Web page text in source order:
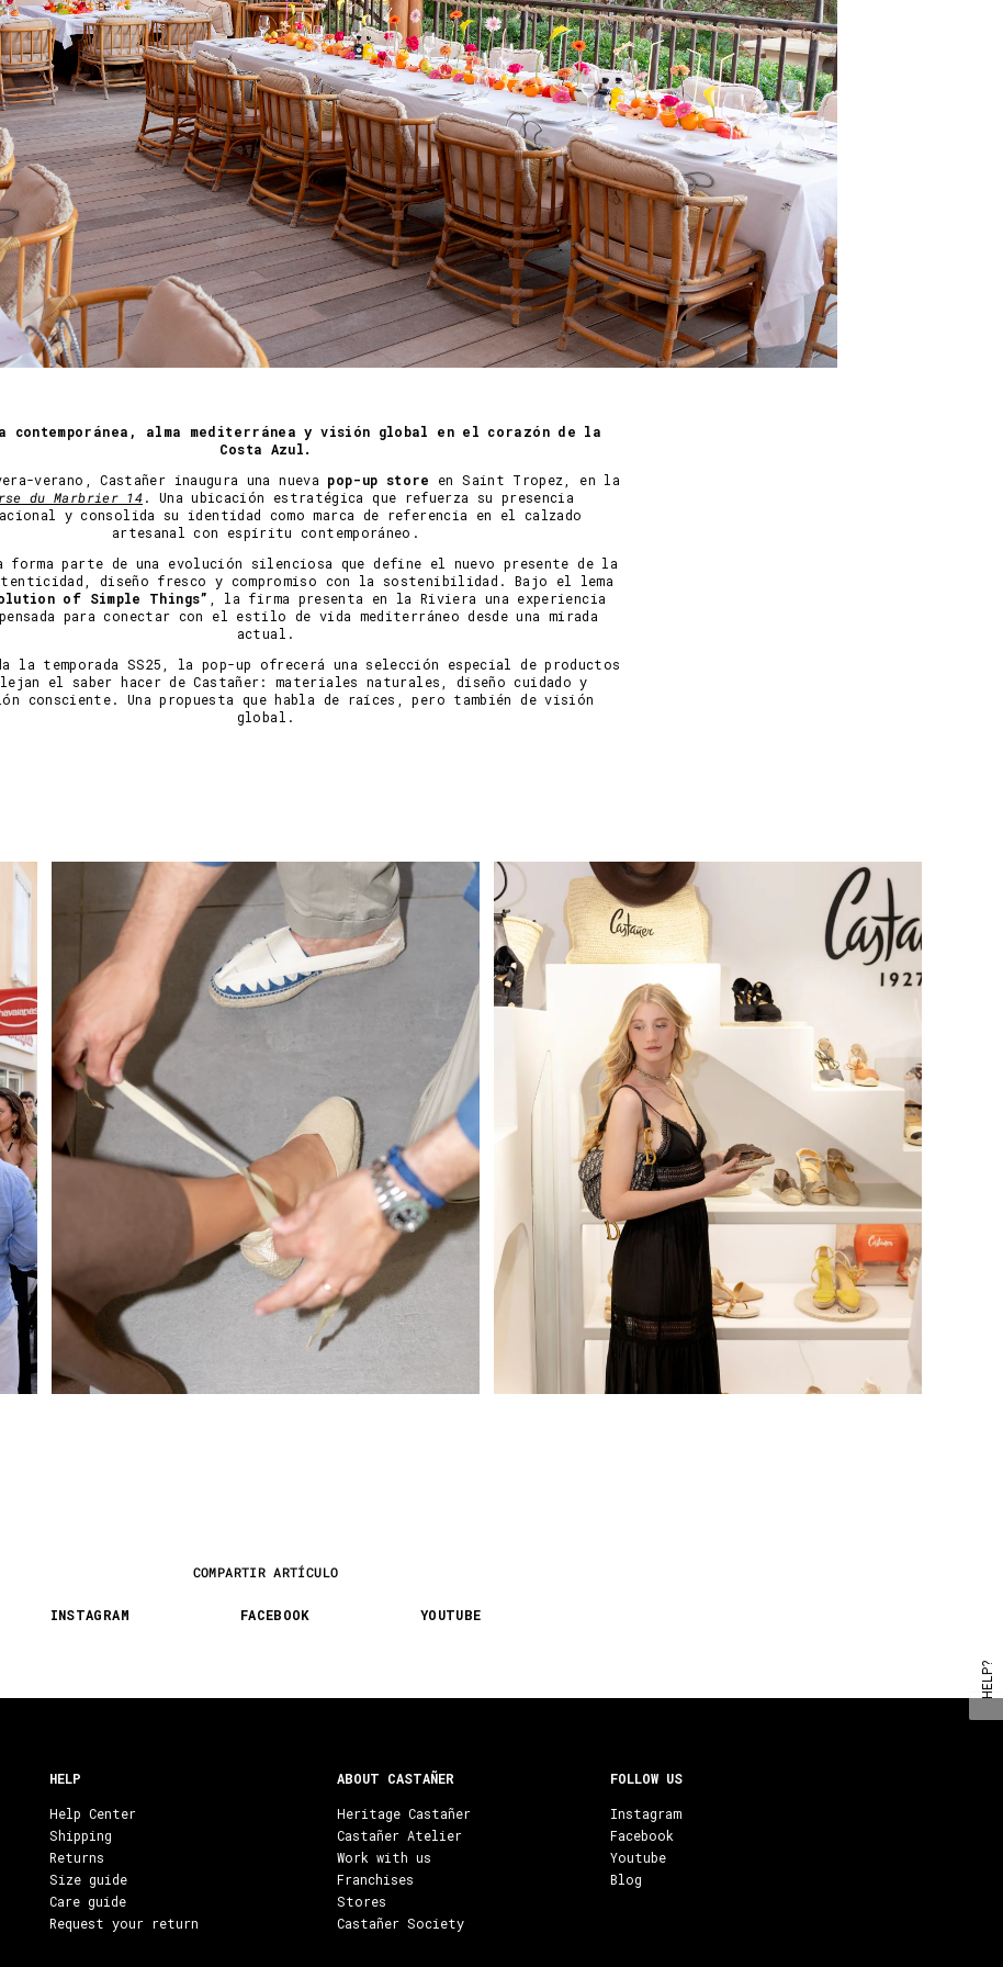
contemporánea, alma mediterránea y visión global en el corazón de la
Costa Azul.
verano, Castañer inaugura una nueva pop-up store
en Saint Tropez, en la
du Marbrier 14. Una ubicación estratégica que refuerza su presencia
y consolida su identidad como marca de referencia en el calzado
artesanal con espíritu contemporáneo.
forma parte de una evolución silenciosa que define el nuevo presente de la
diseño fresco y compromiso con la sostenibilidad. Bajo el lema
of Simple Things”
, la firma presenta en la Riviera una experiencia
para conectar con el estilo de vida mediterráneo desde una mirada
actual.
la temporada SS25, la pop-up ofrecerá una selección especial de productos
el saber hacer de Castañer: materiales naturales, diseño cuidado y
consciente. Una propuesta que habla de raíces, pero también de visión
global.
COMPARTIR ARTÍCULO
INSTAGRAM FACEBOOK YOUTUBE
HELP
Help Center
Shipping
Returns
Size guide
Care guide
Request your return
ABOUT CASTAÑER
Heritage Castañer
Castañer Atelier
Work with us
Franchises
Stores
Castañer Society
FOLLOW US
Instagram
Facebook
Youtube
Blog
HELP?